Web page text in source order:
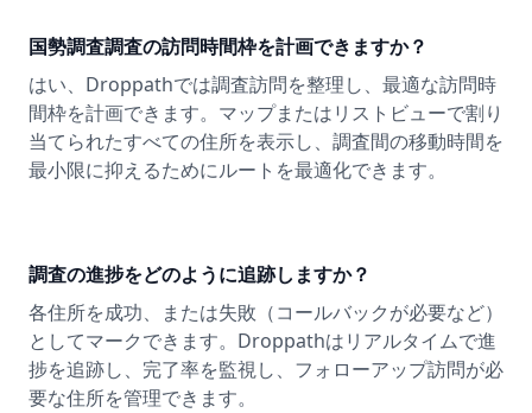
国勢調査調査の訪問時間枠を計画できますか？
はい、Droppathでは調査訪問を整理し、最適な訪問時
間枠を計画できます。マップまたはリストビューで割り
当てられたすべての住所を表示し、調査間の移動時間を
最小限に抑えるためにルートを最適化できます。
調査の進捗をどのように追跡しますか？
各住所を成功、または失敗（コールバックが必要など）
としてマークできます。Droppathはリアルタイムで進
捗を追跡し、完了率を監視し、フォローアップ訪問が必
要な住所を管理できます。